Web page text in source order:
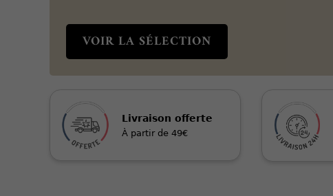
VOIR LA SÉLECTION
Livraison offerte
À partir de 49€